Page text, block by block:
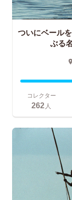
ついにベール
ぶる
コレクター
262人